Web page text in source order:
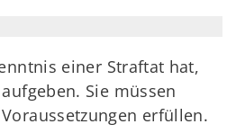
einer Straftat hat,
Sie müssen
erfüllen.